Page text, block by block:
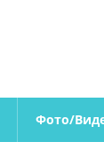
Фото/